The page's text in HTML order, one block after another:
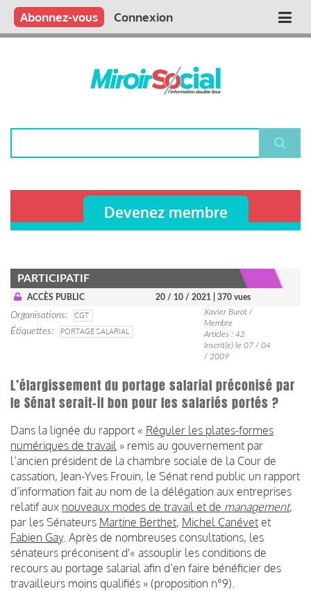
Aller
contenu
Main
Qui sommes nous ?
Vous publiez
Nous publions
Contactez-nous
Abonnez-vous Connexion
Devenez membre
PARTICIPATIF
ACCÈS PUBLIC 20 / 10 / 2021 | 370 vues
Organisations
CGT
Étiquettes
PORTAGE SALARIAL
Xavier Burot /
Membre
Articles : 42
Inscrit(e) le 07 / 04
/ 2009
L’élargissement du portage salarial préconisé par
le Sénat serait-il bon pour les salariés portés ?
Dans la lignée du rapport « Réguler les plates-formes
numériques de travail » remis au gouvernement par
l’ancien président de la chambre sociale de la Cour de
cassation, Jean-Yves Frouin, le Sénat rend public un rapport
d’information fait au nom de la délégation aux entreprises
relatif aux nouveaux modes de travail et de management,
par les Sénateurs Martine Berthet, Michel Canévet et
Fabien Gay. Après de nombreuses consultations, les
sénateurs préconisent d'« assouplir les conditions de
recours au portage salarial afin d’en faire bénéficier des
travailleurs moins qualifiés » (proposition n°9).